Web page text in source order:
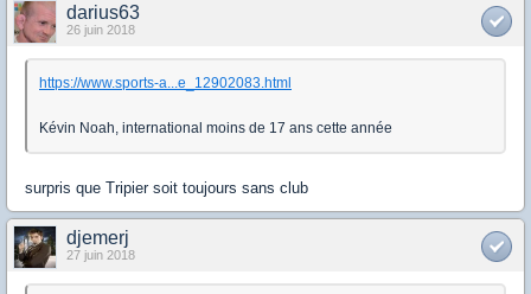
darius63
26 juin 2018
https://www.sports-a...e_12902083.html
Kévin Noah, international moins de 17 ans cette année
surpris que Tripier soit toujours sans club
djemerj
27 juin 2018